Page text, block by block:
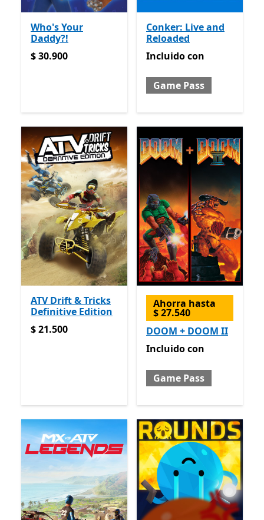
Who's Your
Daddy?!
$ 30.900
$ 30.900
Conker: Live and
Reloaded
Incluido con Game Pass
Incluidocon
Game Pass
ATV Drift & Tricks
Definitive Edition
$ 21.500
$ 21.500
Ahorra hasta
$ 27.540
DOOM + DOOM II
Incluido con Game Pass
Incluidocon
Game Pass